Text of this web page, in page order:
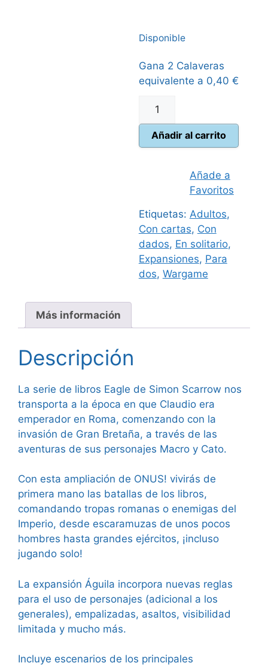
24,99
es:
Disponible
Gana 2 Calaveras
equivalente a 0,40 €
ONUS!
Águila
del
Añadir al carrito
Añade a
Favoritos
Etiquetas: Adultos,
Con cartas, Con
dados, En solitario,
Expansiones, Para
dos, Wargame
Más información
Descripción
La serie de libros Eagle de Simon Scarrow nos
transporta a la época en que Claudio era
emperador en Roma, comenzando con la
invasión de Gran Bretaña, a través de las
aventuras de sus personajes Macro y Cato.
Con esta ampliación de ONUS! vivirás de
primera mano las batallas de los libros,
comandando tropas romanas o enemigas del
Imperio, desde escaramuzas de unos pocos
hombres hasta grandes ejércitos, ¡incluso
jugando solo!
La expansión Águila incorpora nuevas reglas
para el uso de personajes (adicional a los
generales), empalizadas, asaltos, visibilidad
limitada y mucho más.
Incluye escenarios de los principales